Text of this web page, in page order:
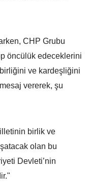
CHP Grubu
öncülük edeceklerini
ve kardeşliğini
vererek, şu
birlik ve
olan bu
Devleti’nin